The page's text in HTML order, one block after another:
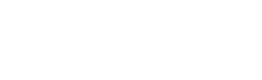
です。
ず変更すること